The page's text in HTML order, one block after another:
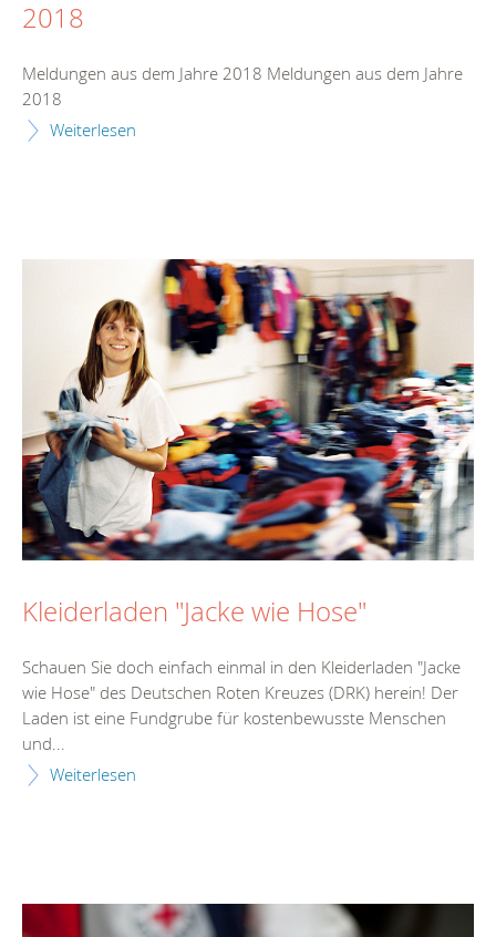
2018
Meldungen aus dem Jahre 2018 Meldungen aus dem Jahre
2018
Weiterlesen
Kleiderladen "Jacke wie Hose"
Schauen Sie doch einfach einmal in den Kleiderladen "Jacke
wie Hose" des Deutschen Roten Kreuzes (DRK) herein! Der
Laden ist eine Fundgrube für kostenbewusste Menschen
und...
Weiterlesen